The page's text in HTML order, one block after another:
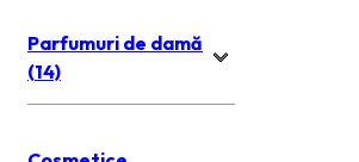
Parfumuri de damă
(14)